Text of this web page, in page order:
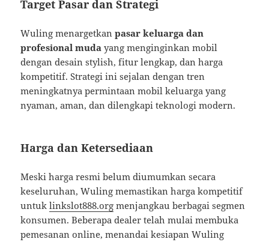
Target Pasar dan Strategi
Wuling menargetkanpasar keluarga dan
profesional muda yang menginginkan mobil
dengan desain stylish, fitur lengkap, dan harga
kompetitif. Strategi ini sejalan dengan tren
meningkatnya permintaan mobil keluarga yang
nyaman, aman, dan dilengkapi teknologi modern.
Harga dan Ketersediaan
Meski harga resmi belum diumumkan secara
keseluruhan, Wuling memastikan harga kompetitif
untuklinkslot888.org menjangkau berbagai segmen
konsumen. Beberapa dealer telah mulai membuka
pemesanan online, menandai kesiapan Wuling